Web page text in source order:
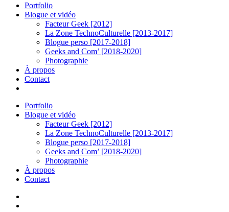
Menu
Portfolio
Blogue et vidéo
Facteur Geek [2012]
La Zone TechnoCulturelle [2013-2017]
Blogue perso [2017-2018]
Geeks and Com’ [2018-2020]
Photographie
À propos
Contact
Portfolio
Blogue et vidéo
Facteur Geek [2012]
La Zone TechnoCulturelle [2013-2017]
Blogue perso [2017-2018]
Geeks and Com’ [2018-2020]
Photographie
À propos
Contact